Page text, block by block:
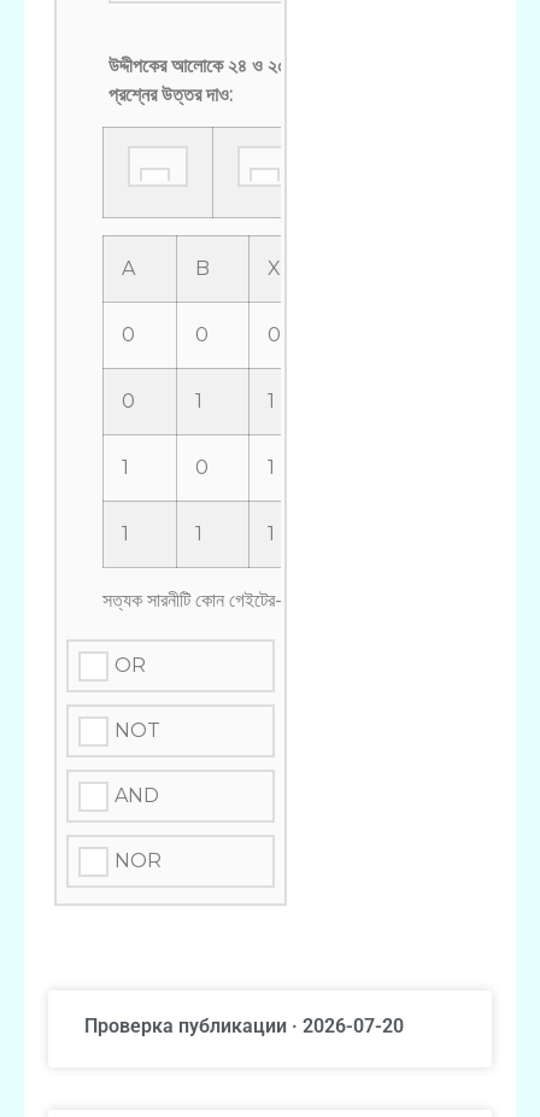
উদ্দীপকের আলোকে ২৪ ও ২৫ নং
প্রশ্নের উত্তর দাও:
A B X
0 0 0
0 1 1
1 0 1
1 1 1
সত্যক সারনীটি কোন গেইটের-
OR
NOT
AND
NOR
Проверка публикации · 2026-07-20